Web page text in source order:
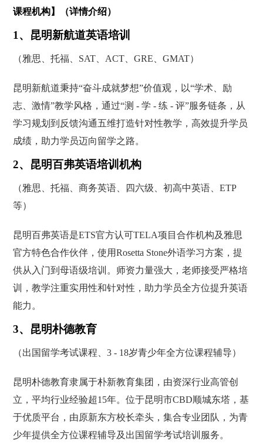
课程机构】（详情介绍）
1、昆明新航道英语培训
（雅思、托福、SAT、ACT、GRE、GMAT）
昆明新航道秉持“奋斗成就梦想”价值观，以“学术、励
志、激情”教学风格，通过“测 - 学 - 练 - 评”服务链条，从
学习规划到反馈沟通五维打造针对性教学，高效提升学员
成绩，助力学员迈向留学之路。
2、昆明百弗英语培训机构
（雅思、托福、商务英语、四六级、初高中英语、ETP
等）
昆明百弗英语是ETS官方认可TELA项目合作机构及雅思
官方特色合作伙伴，使用Rosetta Stone外语学习方案，提
供从入门到母语级培训。师资力量强大，老师接受严格培
训，教学注重实用性和针对性，助力学员全方位提升英语
能力。
3、昆明朴德教育
（出国留学考试课程、3 - 18岁青少年全方位课程辅导）
昆明朴德教育隶属于朴新教育集团，由资深行业高管创
立，平均行业经验超15年。位于昆明市CBD顺城东塔，基
于优质平台，由原新东方校长牵头，集合专业团队，为青
少年提供全方位课程辅导及出国留学考试培训服务。